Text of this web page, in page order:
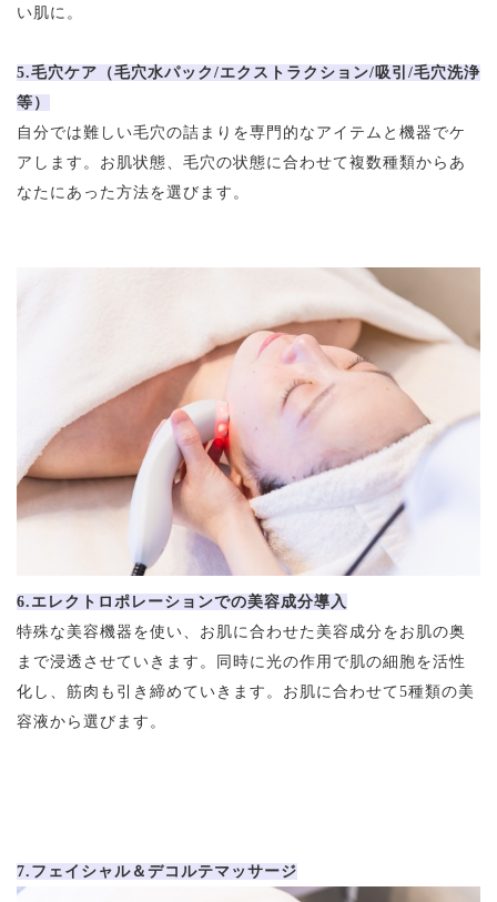
い肌に。
5.毛穴ケア（毛穴水パック/エクストラクション/吸引/毛穴洗浄
等）
自分では難しい毛穴の詰まりを専門的なアイテムと機器でケ
アします。お肌状態、毛穴の状態に合わせて複数種類からあ
なたにあった方法を選びます。
6.エレクトロポレーションでの美容成分導入
特殊な美容機器を使い、お肌に合わせた美容成分をお肌の奥
まで浸透させていきます。同時に光の作用で肌の細胞を活性
化し、筋肉も引き締めていきます。お肌に合わせて5種類の美
容液から選びます。
7.フェイシャル＆デコルテマッサージ